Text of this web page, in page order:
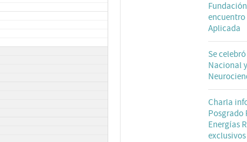
encuentro
Aplicada
Se
Nacional
Charla
Posgrado
Energías
exclusivos